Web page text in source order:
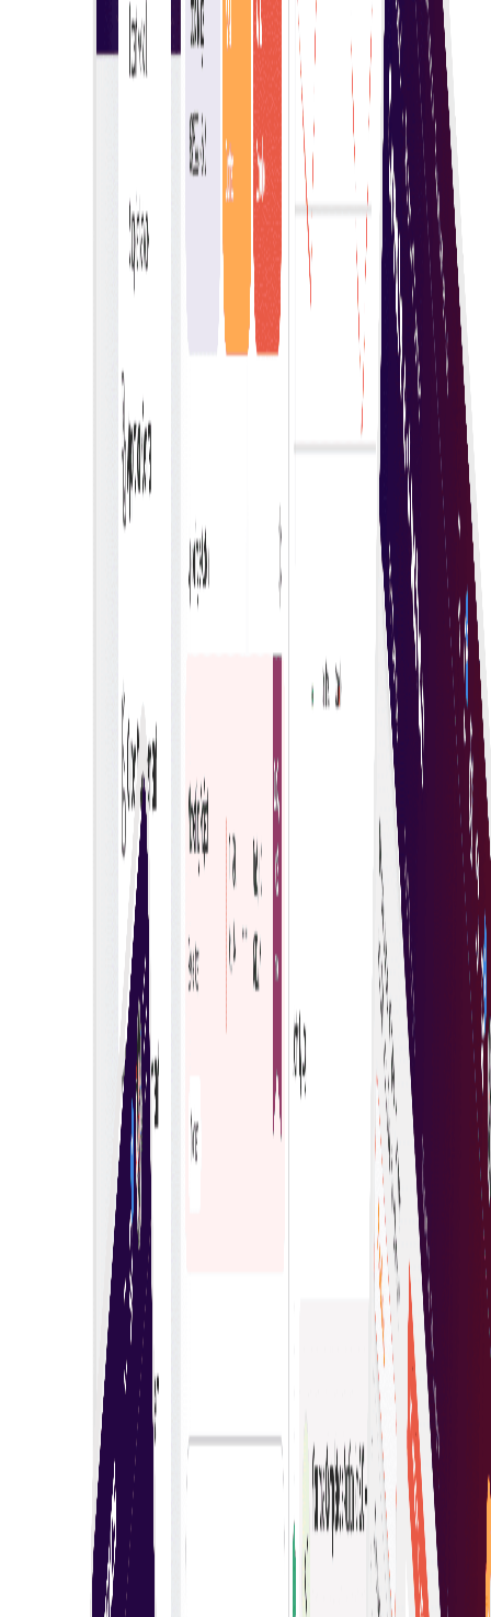
αποφάσεων στις προμήθειες.
Πλήρης έλεγχος
Με τη συμμετοχή διαφόρων προμηθευτών, οι
αγοραστές μπορούν να αξιολογήσουν τη συμμετοχή
στον έλεγχο και τη διαφάνεια μεταξύ διαφορετικών
επιλογών, ενισχύοντας τη λήψη αποφάσεων και
εξασφαλίζοντας την καλύτερη δυνατή αξία για τις
ανάγκες προμηθειών τους.
Αποφασίστε με αυτοπεποίθηση
Πάρτε με σιγουριά τις σωστές αποφάσεις αγοράς. Η
πλατφόρμα μας παρέχει ολοκληρωμένες
πληροφορίες, ενημερώσεις σε πραγματικό χρόνο και
φιλικά προς το χρήστη εργαλεία, εξασφαλίζοντας
κάθε φορά μια απρόσκοπτη και ενημερωμένη
αγοραστική εμπειρία.
Τεχνητή νοημοσύνη & μηχανική μάθηση
Αξιοποιήστε την Τεχνητή Νοημοσύνη και το ML για
να αποκτήσετε νοημοσύνη δεδομένων από τη
συμπεριφορά της επιχείρησής σας, ενισχύοντας
αποτελεσματικά τη λήψη αποφάσεων για τις
συναλλαγές eAuction.
Πολλαπλοί συμμετέχοντες
Ένας αγοραστής μπορεί να προσκαλέσει πολλούς
προμηθευτές να συμμετάσχουν σε μια ζωντανή
ηλεκτρονική δημοπρασία, προωθώντας την
ανταγωνιστική τιμολόγηση και την ενισχυμένη
συνεργασία. Η διαδικασία αυτή εξασφαλίζει
διαφάνεια και επιτρέπει την καλύτερη λήψη
αποφάσεων στις προμήθειες.
Πλήρης έλεγχος
Με τη συμμετοχή διαφόρων προμηθευτών, οι
αγοραστές μπορούν να αξιολογήσουν τη συμμετοχή
στον έλεγχο και τη διαφάνεια μεταξύ διαφορετικών
επιλογών, ενισχύοντας τη λήψη αποφάσεων και
εξασφαλίζοντας την καλύτερη δυνατή αξία για τις
ανάγκες προμηθειών τους.
Αποφασίστε με αυτοπεποίθηση
Πάρτε με σιγουριά τις σωστές αποφάσεις αγοράς. Η
πλατφόρμα μας παρέχει ολοκληρωμένες
πληροφορίες, ενημερώσεις σε πραγματικό χρόνο και
φιλικά προς το χρήστη εργαλεία, εξασφαλίζοντας
κάθε φορά μια απρόσκοπτη και ενημερωμένη
αγοραστική εμπειρία.